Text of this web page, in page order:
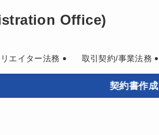
Office)
エイター法務 取引契約/事業法務
契約書作成・既